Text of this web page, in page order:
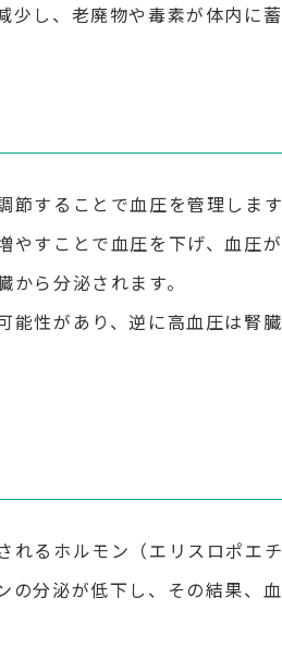
し、老廃物や毒素が体内に
することで血圧を管理します
すことで血圧を下げ、血圧
ら分泌されます。
能性があり、逆に高血圧は腎
るホルモン（エリスロポエ
分泌が低下し、その結果、